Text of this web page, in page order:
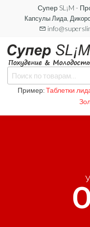
Супер SL¡M -
Капсулы Лида,
Супер
SL¡M
Пример:Таблетки